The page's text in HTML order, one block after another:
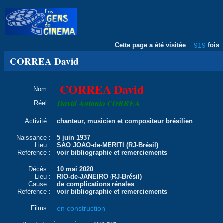
Cette page a été visitée 919 fois
CORREA David
Nom : CORREA David
Réel : David Antonio CORREA
Activité : chanteur, musicien et compositeur brésilien
Naissance :
5 juin 1937
Lieu :
SAO JOAO-de-MERITI (RJ-Brésil)
Reférence :
voir bibliographie et remerciements
Décès :
10 mai 2020
Lieu :
RIO-de-JANEIRO (RJ-Brésil)
Cause :
de complications rénales
Reférence :
voir bibliographie et remerciements
Films : en construction